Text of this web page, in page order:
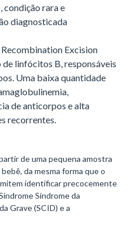
condição rara e
diagnosticada
Excision
linfócitos B, responsáveis
Uma baixa quantidade
de anticorpos e alta
recorrentes.
de uma pequena amostra
da mesma forma que o
identificar precocemente
Síndrome da
Grave (SCID) e a